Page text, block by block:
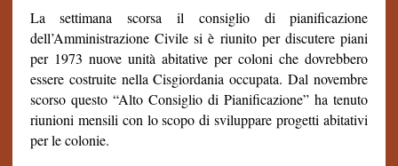
La settimana scorsa il consiglio di pianificazione
dell’Amministrazione Civile si è riunito per discutere piani
per 1973 nuove unità abitative per coloni che dovrebbero
essere costruite nella Cisgiordania occupata. Dal novembre
scorso questo “Alto Consiglio di Pianificazione” ha tenuto
riunioni mensili con lo scopo di sviluppare progetti abitativi
per le colonie.